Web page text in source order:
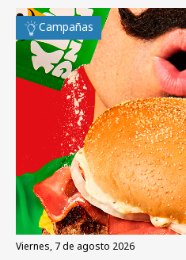
Campañas
viernes, 7 de agosto 2026